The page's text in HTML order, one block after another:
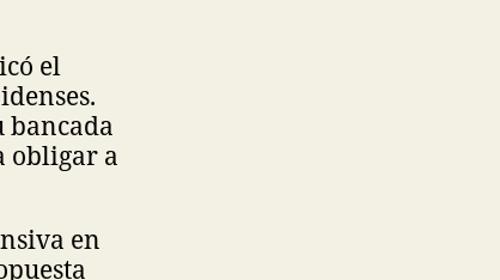
el
bancada
obligar a
en